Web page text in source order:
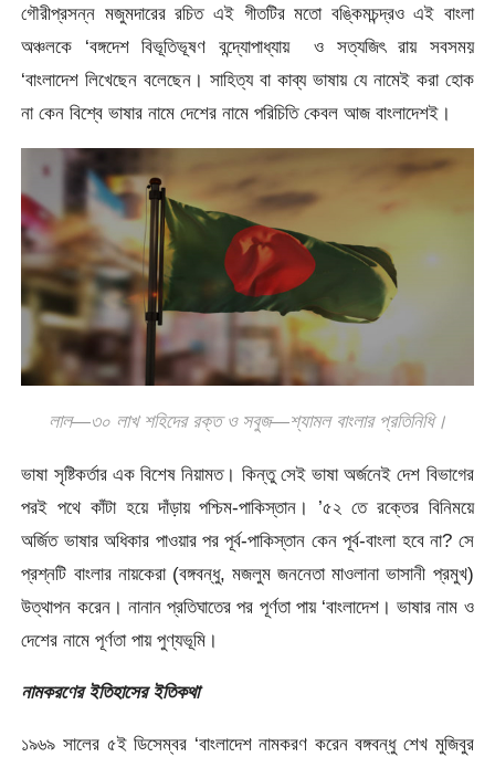
গৌরীপ্রসন্ন মজুমদারের রচিত এই গীতটির মতো বঙ্কিমচন্দ্রও এই বাংলা
অঞ্চলকে ‘বঙ্গদেশ বিভূতিভূষণ বন্দ্যোপাধ্যায় ও সত্যজিৎ রায় সবসময়
‘বাংলাদেশ লিখেছেন বলেছেন। সাহিত্য বা কাব্য ভাষায় যে নামেই করা হোক
না কেন বিশ্বে ভাষার নামে দেশের নামে পরিচিতি কেবল আজ বাংলাদেশই।
লাল—৩০ লাখ শহিদের রক্ত ও সবুজ—শ্যামল বাংলার প্রতিনিধি।
ভাষা সৃষ্টিকর্তার এক বিশেষ নিয়ামত। কিন্তু সেই ভাষা অর্জনেই দেশ বিভাগের
পরই পথে কাঁটা হয়ে দাঁড়ায় পশ্চিম-পাকিস্তান। ’৫২ তে রক্তের বিনিময়ে
অর্জিত ভাষার অধিকার পাওয়ার পর পূর্ব-পাকিস্তান কেন পূর্ব-বাংলা হবে না? সে
প্রশ্নটি বাংলার নায়কেরা (বঙ্গবন্ধু, মজলুম জননেতা মাওলানা ভাসানী প্রমুখ)
উত্থাপন করেন। নানান প্রতিঘাতের পর পূর্ণতা পায় ‘বাংলাদেশ। ভাষার নাম ও
দেশের নামে পূর্ণতা পায় পুণ্যভূমি।
নামকরণের ইতিহাসের ইতিকথা
১৯৬৯ সালের ৫ই ডিসেম্বর ‘বাংলাদেশ নামকরণ করেন বঙ্গবন্ধু শেখ মুজিবুর